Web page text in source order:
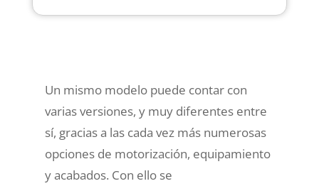
Un mismo modelo puede contar con
varias versiones, y muy diferentes entre
sí, gracias a las cada vez más numerosas
opciones de motorización, equipamiento
y acabados. Con ello se